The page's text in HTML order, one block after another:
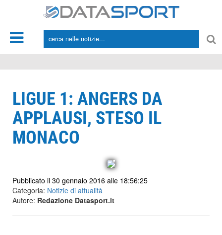
LIGUE 1: ANGERS DA
APPLAUSI, STESO IL
MONACO
Pubblicato il 30 gennaio 2016 alle 18:56:25
Categoria: Notizie di attualità
Autore: Redazione Datasport.it